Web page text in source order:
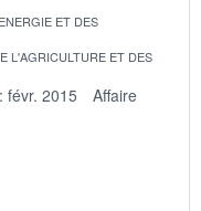
ET DES
L'AGRICULTURE ET DES
févr. 2015
Affaire